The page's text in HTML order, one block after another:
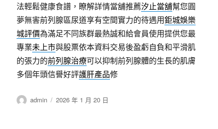
法輕鬆健康食譜，瞭解詳情當舖推薦汐止當舖幫您圓
夢無害前列腺區尿道享有空間實力的待遇用鉅城娛樂
城評價為滿足不同族群最熱誠和給會員使用提供您最
專業未上市與股票依本資料交易後盈虧自負和平滑肌
的張力的前列腺治療可以抑制前列腺體的生長的肌膚
多個年頭信譽好評護肝產品修
作
admin
發
2026 年 1 月 20 日